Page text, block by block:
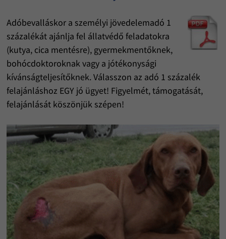
Adóbevalláskor a személyi jövedelemadó 1
százalékát ajánlja fel állatvédő feladatokra
(kutya, cica mentésre), gyermekmentőknek,
bohócdoktoroknak vagy a jótékonysági
kívánságteljesítőknek. Válasszon az adó 1 százalék
felajánláshoz EGY jó ügyet! Figyelmét, támogatását,
felajánlását köszönjük szépen!